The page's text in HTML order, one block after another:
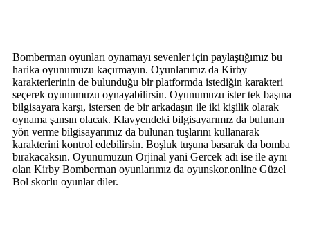
Bomberman oyunları oynamayı sevenler için paylaştığımız bu
harika oyunumuzu kaçırmayın. Oyunlarımız da Kirby
karakterlerinin de bulunduğu bir platformda istediğin karakteri
seçerek oyunumuzu oynayabilirsin. Oyunumuzu ister tek başına
bilgisayara karşı, istersen de bir arkadaşın ile iki kişilik olarak
oynama şansın olacak. Klavyendeki bilgisayarımız da bulunan
yön verme bilgisayarımız da bulunan tuşlarını kullanarak
karakterini kontrol edebilirsin. Boşluk tuşuna basarak da bomba
bırakacaksın. Oyunumuzun Orjinal yani Gercek adı ise ile aynı
olan Kirby Bomberman oyunlarımız da oyunskor.online Güzel
Bol skorlu oyunlar diler.